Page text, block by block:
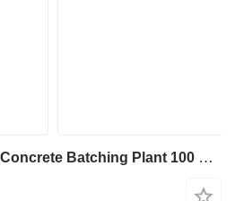
Constmach DRY Type Concrete Batching Plant 100 M3/h